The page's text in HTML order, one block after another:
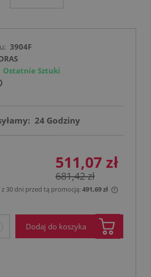
3904F
Ostatnie Sztuki
ewentualnych kosztów
24 Godziny
511,07 zł
681,42 zł
z 30 dni przed tą promocją:491,69 zł
Dodaj do koszyka